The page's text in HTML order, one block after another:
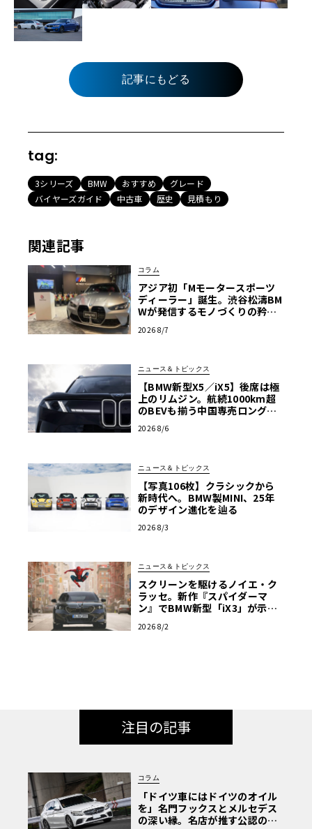
記事にもどる
tag:
3シリーズ BMW おすすめ
グレード
バイヤーズガイド
中古車 歴史 見積もり
関連記事
コラム
アジア初「Mモータースポーツ
ディーラー」誕生。渋谷松濤BM
Wが発信するモノづくりの矜持
2026 8/7
ニュース＆トピックス
【BMW新型X5／iX5】後席は極
上のリムジン。航続1000km超
のBEVも揃う中国専売ロング仕
2026 8/6
ニュース＆トピックス
【写真106枚】クラシックから
新時代へ。BMW製MINI、25年
のデザイン進化を辿る
2026 8/3
ニュース＆トピックス
スクリーンを駆けるノイエ・ク
ラッセ。新作『スパイダーマ
ン』でBMW新型「iX3」が示す
2026 8/2
注目の記事
コラム
「ドイツ車にはドイツのオイル
を」名門フックスとメルセデス
の深い縁。名店が推す公認の安